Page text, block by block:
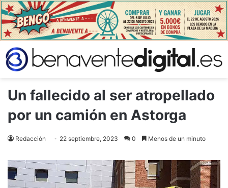
Un fallecido al ser atropellado
por un camión en Astorga
Redacción 22 septiembre, 2023 0 Menos de un minuto